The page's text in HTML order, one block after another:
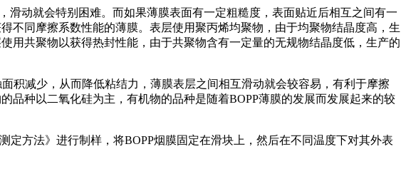
动就会特别困难。而如果薄膜表面有一定粗糙度，表面贴近后相互之间有一
不同摩擦系数性能的薄膜。表层使用聚丙烯均聚物，由于均聚物结晶度高，生
用共聚物以获得热封性能，由于共聚物含有一定量的无规物结晶度低，生产的
积减少，从而降低粘结力，薄膜表层之间相互滑动就会较容易，有利于摩擦
品种以二氧化硅为主，有机物的品种是随着BOPP薄膜的发展而发展起来的较
定方法》进行制样，将BOPP烟膜固定在滑块上，然后在不同温度下对其外表